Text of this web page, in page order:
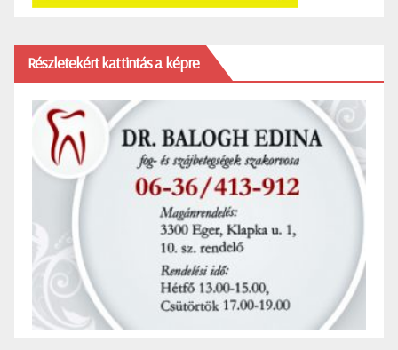
Részletekért kattintás a képre